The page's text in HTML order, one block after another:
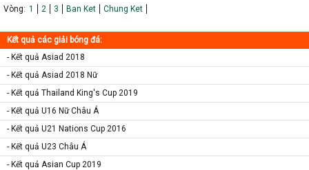
Vòng: 1 2 3 Ban Ket Chung Ket
Kết quả các giải bóng đá:
- Kết quả Asiad 2018
- Kết quả Asiad 2018 Nữ
- Kết quả Thailand King's Cup 2019
- Kết quả U16 Nữ Châu Á
- Kết quả U21 Nations Cup 2016
- Kết quả U23 Châu Á
- Kết quả Asian Cup 2019